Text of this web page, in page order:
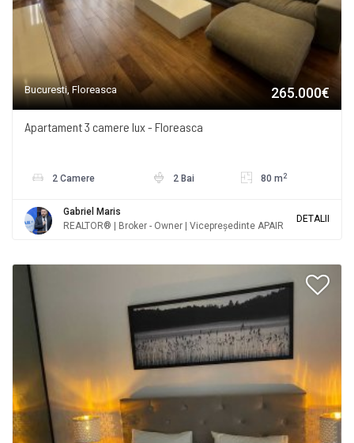
Bucuresti, Floreasca 265.000€
Apartament 3 camere lux - Floreasca
2 Camere 2 Bai 80 m 2
Gabriel Maris
REALTOR® | Broker - Owner | Vicepreședinte APAIR
DETALII